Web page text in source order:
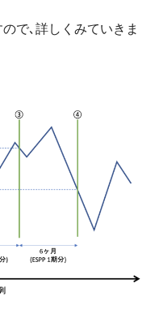
で､詳しくみていきま